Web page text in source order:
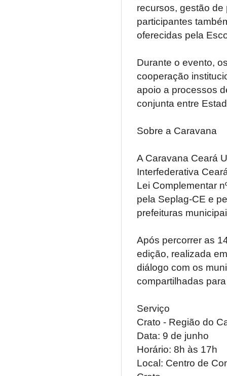
recursos, gestão
participantes
oferecidas pela
Durante o evento,
cooperação
apoio a processos
conjunta entre
Sobre a Caravana
A Caravana Ceará
Interfederativa
Lei Complementar
pela Seplag-CE e
prefeituras
Após percorrer as
edição, realizada
diálogo com os
compartilhadas
Serviço
Crato - Região do
Data: 9 de junho
Horário: 8h às 17h
Local: Centro de